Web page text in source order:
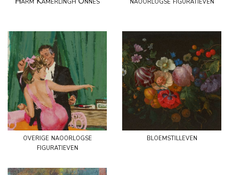
overige naoorlogse
figuratieven
bloemstilleven